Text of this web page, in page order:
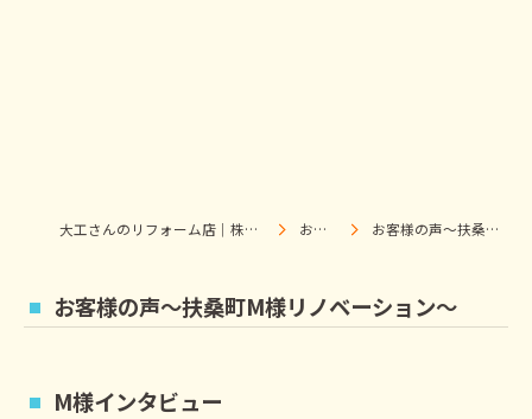
大工さんのリフォーム店｜株式会社ウィズホーム｜扶桑・犬山 お客様の声 お客様の声～扶桑町M様リノベーション～
お客様の声～扶桑町M様リノベーション～
M様インタビュー